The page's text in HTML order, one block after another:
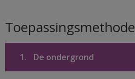
Toepassingsmethode
1. De ondergrond